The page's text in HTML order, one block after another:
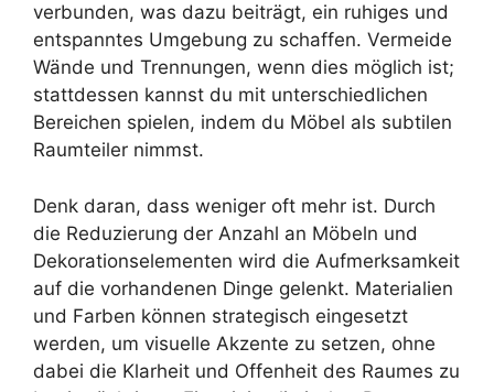
verbunden, was dazu beiträgt, ein ruhiges und
entspanntes Umgebung zu schaffen. Vermeide
Wände und Trennungen, wenn dies möglich ist;
stattdessen kannst du mit unterschiedlichen
Bereichen spielen, indem du Möbel als subtilen
Raumteiler nimmst.
Denk daran, dass weniger oft mehr ist. Durch
die Reduzierung der Anzahl an Möbeln und
Dekorationselementen wird die Aufmerksamkeit
auf die vorhandenen Dinge gelenkt. Materialien
und Farben können strategisch eingesetzt
werden, um visuelle Akzente zu setzen, ohne
dabei die Klarheit und Offenheit des Raumes zu